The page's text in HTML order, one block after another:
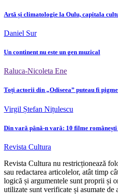
Artă și climatologie la Oulu, capitala
Daniel Sur
Un continent nu este un gen muzical
Raluca-Nicoleta Ene
Toți actorii din „Odiseea” puteau fi
Virgil Ștefan Nițulescu
Din vară până-n vară: 10 filme
Revista Cultura
Revista Cultura nu restricționează
sau redactarea articolelor, atât timp
logică și argumentele sunt proprii și
utilizate sunt verificate și asumate de